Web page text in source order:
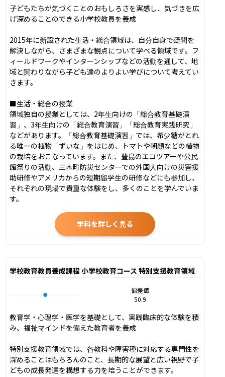
子どもたちが気づくことのおもしろさを実感し、気づきを広
げ深めることのできる小学校教員を養成
2015年に新設された生活・総合領域は、自分自身で疑問を
解決しながら、さまざまな観点について学べる領域です。フ
ィールドワークやインターンシップなどの活動を通して、地
域と関わりながら子ども達のよりよい学びについて考えてい
きます。
■生活・総合の授業
領域独自の授業としては、2年生向けの「総合教育基礎演
習」、3年生向けの「総合教育演習」「総合教育実践研究」
などがあります。「総合教育基礎演習」では、希少糖がとれ
る唯一の植物「ずいな」をはじめ、トマトや朝顔などの植物
の栽培をおこなっています。また、豊島のエコツアーや公民
館祭りの活動、三木町防災センターでの外国人向けの災害援
助研修やアメリカからの短期留学生の研修などにも参加し、
それぞれの現場で貴重な体験をし、多くのことを学んでいま
す。
学科を詳しく見る
学校教育教員養成課程 小学校教育コース 特別支援教育領域
偏差値
50.9
教育学・心理学・医学を基礎として、実践臨床的な体験を積
み、福祉マインドを備えた教育者を養成
特別支援教育領域では、各教科や障害種に対応する専門性を
深めることはもちろんのこと、長期的な展望と広い視野で子
どもの成長発達を構想する力を培うことができます。